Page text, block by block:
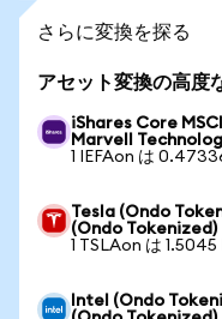
さらに変換を探る
アセット変換の高度
iShares Core
Marvell
1 IEFAon は
Tesla (Ondo
(Ondo Tokenized)
1 TSLAon は
Intel (Ondo